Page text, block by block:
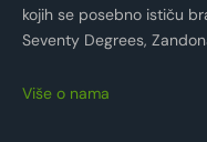
kojih se posebno ističu
Seventy Degrees,
Više o nama